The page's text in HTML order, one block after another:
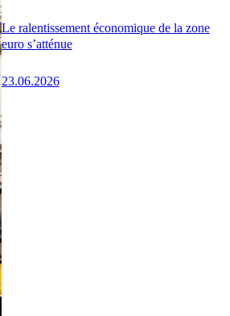
Le ralentissement économique de la zone
euro s’atténue
23.06.2026